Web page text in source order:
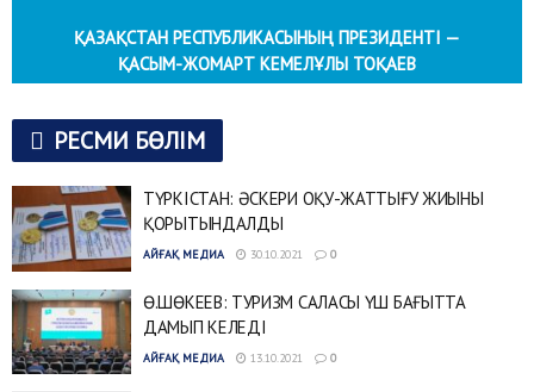
ҚАЗАҚСТАН РЕСПУБЛИКАСЫНЫҢ ПРЕЗИДЕНТІ —
ҚАСЫМ-ЖОМАРТ КЕМЕЛҰЛЫ ТОҚАЕВ
РЕСМИ БӨЛІМ
ТҮРКІСТАН: ӘСКЕРИ ОҚУ-ЖАТТЫҒУ ЖИЫНЫ
ҚОРЫТЫНДАЛДЫ
АЙҒАҚ МЕДИА 30.10.2021 0
Ө.ШӨКЕЕВ: ТУРИЗМ САЛАСЫ ҮШ БАҒЫТТА
ДАМЫП КЕЛЕДІ
АЙҒАҚ МЕДИА 13.10.2021 0